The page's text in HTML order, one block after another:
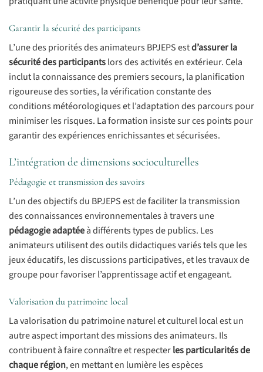
Garantir la sécurité des participants
L’une des priorités des animateurs BPJEPS estd’assurer la
sécurité des participantslors des activités en extérieur. Cela
inclut la connaissance des premiers secours, la planification
rigoureuse des sorties, la vérification constante des
conditions météorologiques et l’adaptation des parcours pour
minimiser les risques. La formation insiste sur ces points pour
garantir des expériences enrichissantes et sécurisées.
L’intégration de dimensions socioculturelles
Pédagogie et transmission des savoirs
L’un des objectifs du BPJEPS est de faciliter la transmission
des connaissances environnementales à travers une
pédagogie adaptéeà différents types de publics. Les
animateurs utilisent des outils didactiques variés tels que les
jeux éducatifs, les discussions participatives, et les travaux de
groupe pour favoriser l’apprentissage actif et engageant.
Valorisation du patrimoine local
La valorisation du patrimoine naturel et culturel local est un
autre aspect important des missions des animateurs. Ils
contribuent à faire connaître et respecterles particularités de
chaque région, en mettant en lumière les espèces